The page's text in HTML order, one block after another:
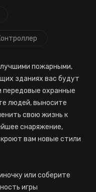
лучшими пожарными,
зданиях вас будут
передовые охранные
людей, выносите
свою жизнь к
снаряжение,
вам новые стили
или соберите
игры